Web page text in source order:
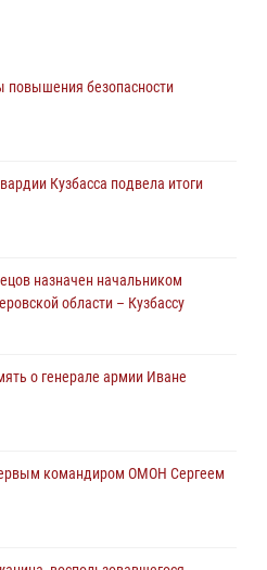
в силу новый федеральный закон о
виновника причинения
повредившего имущество
действия и защитили
знакомого
повышения безопасности
Кузбасса подвела итоги
назначен начальником
области – Кузбассу
о генерале армии Иване
командиром ОМОН Сергеем